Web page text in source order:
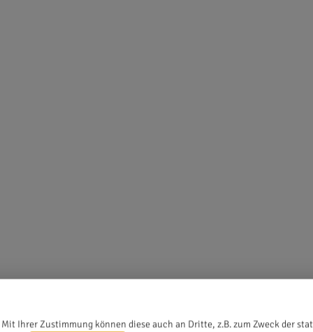
Ihrer Zustimmung können diese auch an Dritte, z.B. zum Zweck der